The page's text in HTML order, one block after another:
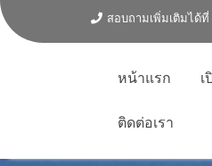
สอบถามเพิ่มเติมไ
หน้าแรก
ติดต่อเรา